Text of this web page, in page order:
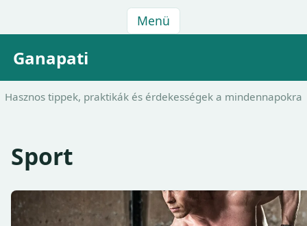
Menü
Ganapati
Hasznos tippek, praktikák és érdekességek a mindennapokra
Sport